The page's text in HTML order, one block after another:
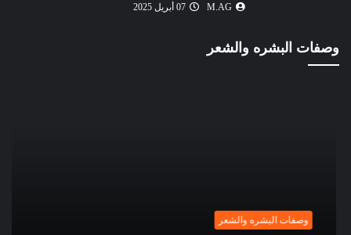
M.AG 07 أبريل 2025
وصفات البشره والشعر
وصفات البشره والشعر